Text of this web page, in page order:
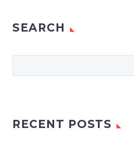
SEARCH
RECENT POSTS